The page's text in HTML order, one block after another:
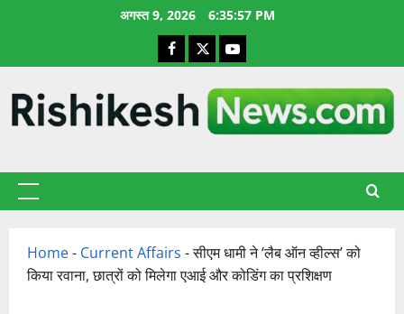
अगस्त 9, 2026 6:35:58 PM
Facebook
X YouTube
प्राथमिक
Home- Current Affairs -सीएम धामी ने ‘लैब ऑन व्हील्स’ को
किया रवाना, छात्रों को मिलेगा एआई और कोडिंग का प्रशिक्षण